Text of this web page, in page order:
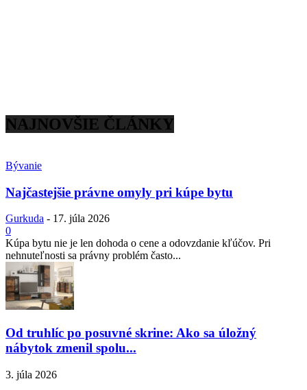
NAJNOVŠIE ČLÁNKY
Bývanie
Najčastejšie právne omyly pri kúpe bytu
Gurkuda - 17. júla 2026
0
Kúpa bytu nie je len dohoda o cene a odovzdanie kľúčov. Pri
nehnuteľnosti sa právny problém často...
Od truhlíc po posuvné skrine: Ako sa úložný
nábytok zmenil spolu...
3. júla 2026